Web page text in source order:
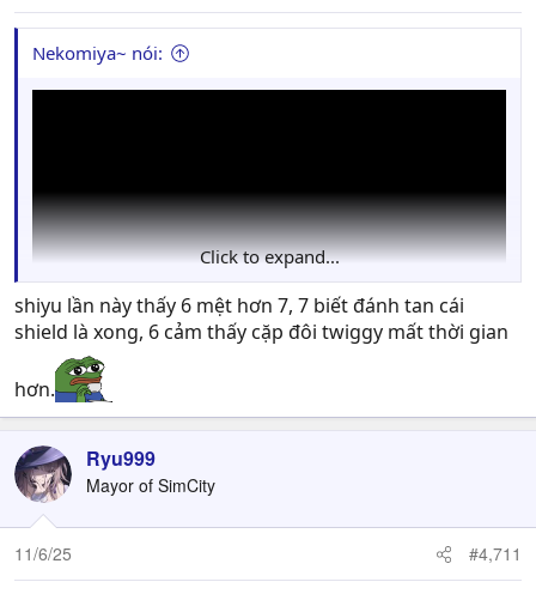
:
Nekomiya~ nói:
Setup được 1 lần giết boss Shiyu trước khi nó kịp bật
khiên, tạm coi như hoàn thành khóa nhập môn của sư
phụ rồi. Vẫn optimize được thêm nữa mà lười quá, tại
chưa tìm được setup consistent hẳn, lắm lúc nó vui lên
bật khiên sớm vl.
Click to expand...
shiyu lần này thấy 6 mệt hơn 7, 7 biết đánh tan cái
shield là xong, 6 cảm thấy cặp đôi twiggy mất thời gian
hơn.
Ryu999
Mayor of SimCity
11/6/25 #4,711